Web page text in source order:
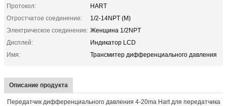
Протокол:
HART
Отростчатое соединение:
1/2-14NPT (M)
Электрическое соединение: Женщина 1/2NPT
Дисплей:
Индикатор LCD
Имя:
Трансмитер дифференциального давления
Описание продукта
Передатчик дифференциального давления 4-20ma Hart для передатчика